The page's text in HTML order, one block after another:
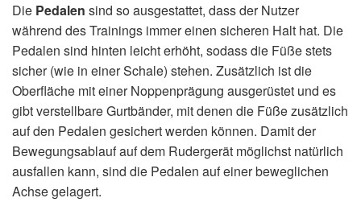
Die Pedalen sind so ausgestattet, dass der Nutzer
während des Trainings immer einen sicheren Halt hat. Die
Pedalen sind hinten leicht erhöht, sodass die Füße stets
sicher (wie in einer Schale) stehen. Zusätzlich ist die
Oberfläche mit einer Noppenprägung ausgerüstet und es
gibt verstellbare Gurtbänder, mit denen die Füße zusätzlich
auf den Pedalen gesichert werden können. Damit der
Bewegungsablauf auf dem Rudergerät möglichst natürlich
ausfallen kann, sind die Pedalen auf einer beweglichen
Achse gelagert.